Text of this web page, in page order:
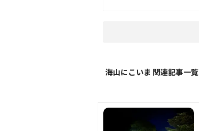
海山にこいま 関連記事一覧